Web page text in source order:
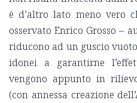
è d’altro lato meno vero
osservato Enrico Grosso –
riducono ad un guscio
idonei a garantirne
vengono appunto in
(con annessa creazione